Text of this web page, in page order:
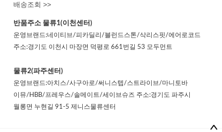
배송조회 >>
반품주소 물류1(이천센터)
운영브랜드:네이티브/피카딜리/블런드스톤/삭리스핏/에어로코드
주소:경기도 이천시 마장면 덕평로 661번길 53 모두먼트
물류2(파주센터)
운영브랜드:아치스/사구아로/써니스텝/스트라이브/마니토바
이뮤/HBB/프레우스/솔메이트/세이브슈즈 주소:경기도 파주시
월롱면 누현길 91-5 제니스물류센터